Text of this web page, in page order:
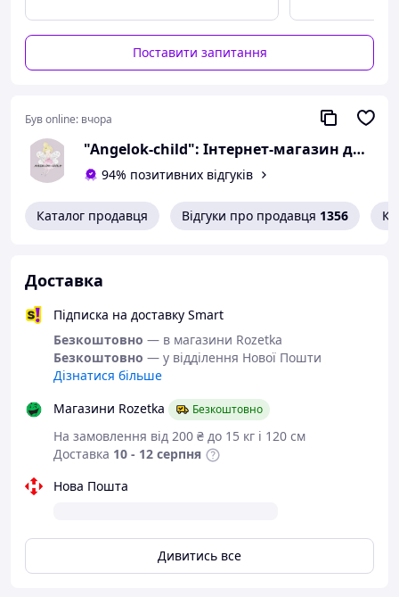
Поставити запитання
Був online: вчора
"Angelok-child": Інтернет-магазин дитячих товарів. Зимові комбінезони. Зимові конверти в коляску
94% позитивних відгуків
Каталог продавця Відгуки про продавця 1356
Доставка
Підписка на доставку Smart
Безкоштовно — в магазини Rozetka
Безкоштовно — у відділення Нової Пошти
Дізнатися більше
Магазини Rozetka
Безкоштовно
На замовлення від 200 ₴ до 15 кг і 120 см
Доставка 10 - 12 серпня
Нова Пошта
Дивитись все